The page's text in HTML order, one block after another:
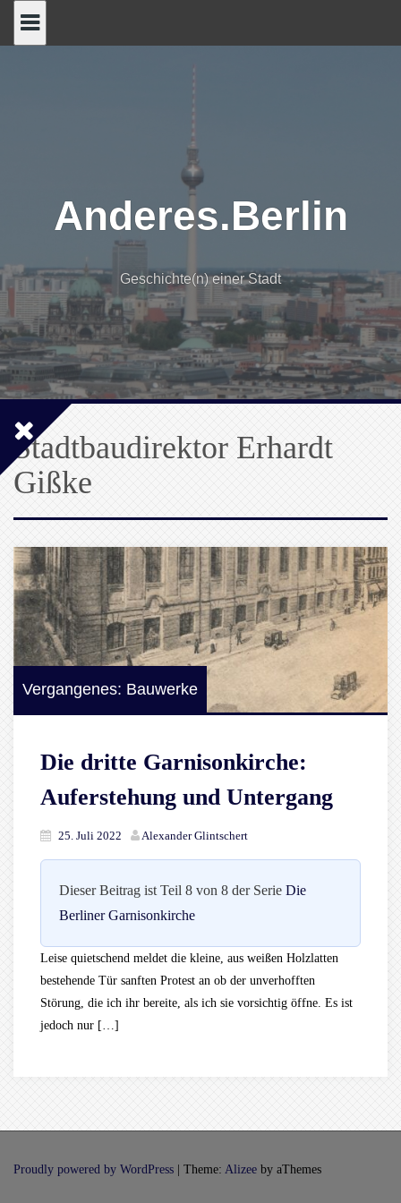
Anderes.Berlin
Geschichte(n) einer Stadt
Stadtbaudirektor Erhardt
Gißke
Vergangenes: Bauwerke
Die dritte Garnisonkirche:
Auferstehung und Untergang
25. Juli 2022 Alexander Glintschert
Dieser Beitrag ist Teil 8 von 8 der Serie Die
Berliner Garnisonkirche
Leise quietschend meldet die kleine, aus weißen Holzlatten
bestehende Tür sanften Protest an ob der unverhofften
Störung, die ich ihr bereite, als ich sie vorsichtig öffne. Es ist
jedoch nur […]
Proudly powered by WordPress Theme: Alizee by aThemes